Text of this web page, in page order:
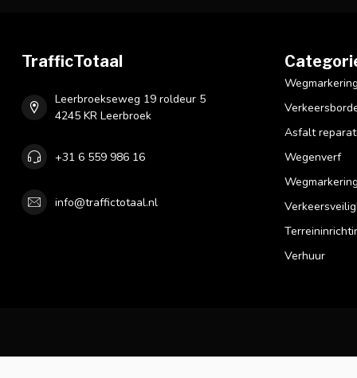
TrafficTotaal
Leerbroekseweg 19 roldeur 5
4245 KR Leerbroek
+31 6 559 986 16
info@traffictotaal.nl
Asfalt
Wegenverf
Verhuur